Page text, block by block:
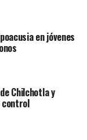
en jóvenes
Chilchotla y